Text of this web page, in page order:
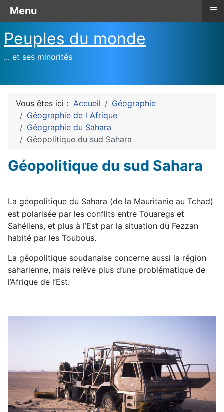
Peuples du monde
... et ses minorités
Vous êtes ici : Accueil
Géographie
Géographie de l Afrique
Géographie du Sahara
Géopolitique du sud Sahara
Géopolitique du sud Sahara
La géopolitique du Sahara (de la Mauritanie au Tchad)
est polarisée par les conflits entre Touaregs et
Sahéliens, et plus à l’Est par la situation du Fezzan
habité par les Toubous.
La géopolitique soudanaise concerne aussi la région
saharienne, mais relève plus d’une problématique de
l’Afrique de l’Est.
Menu ≡